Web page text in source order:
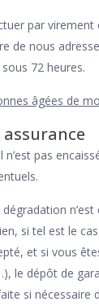
par virement
de nous
72 heures.
âgées de
pas
si tel est le
et si vous
le dépôt de
si nécessaire